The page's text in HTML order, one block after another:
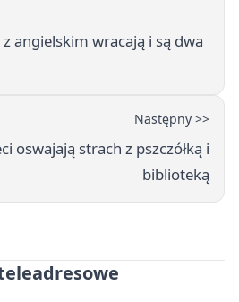
angielskim wracają i są dwa
Następny >>
oswajają strach z pszczółką i
biblioteką